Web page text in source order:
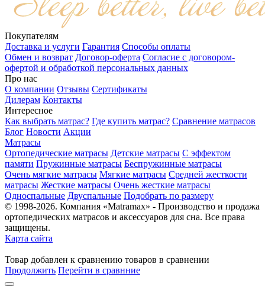
Покупателям
Доставка и услуги Гарантия Способы оплаты
Обмен и возврат Договор-оферта Согласие с договором-
офертой и обработкой персональных данных
Про нас
О компании Отзывы Сертификаты
Дилерам Контакты
Интересное
Как выбрать матрас? Где купить матрас? Сравнение матрасов
Блог Новости Акции
Матрасы
Ортопедические матрасы Детские матрасы С эффектом
памяти Пружинные матрасы Беспружинные матрасы
Очень мягкие матрасы Мягкие матрасы Средней жесткости
матрасы Жесткие матрасы Очень жесткие матрасы
Односпальные Двуспальные Подобрать по размеру
© 1998-2026. Компания «Matramax» - Производство и продажа
ортопедических матрасов и аксессуаров для сна. Все права
защищены.
Карта сайта
Товар добавлен к сравнению товаров в сравнении
Продолжить Перейти в сравнние